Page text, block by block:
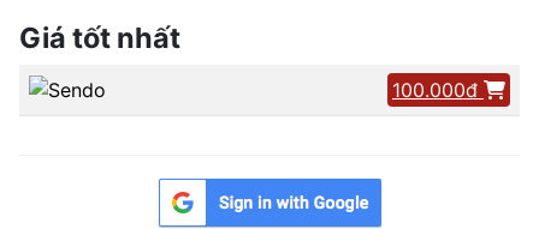
Giá tốt nhất
100.000đ